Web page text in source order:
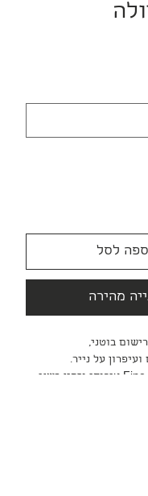
לסל
מהירה
בוטני,
על נייר.
מודפס על נייר Fine Art איכותי וזמין בשני